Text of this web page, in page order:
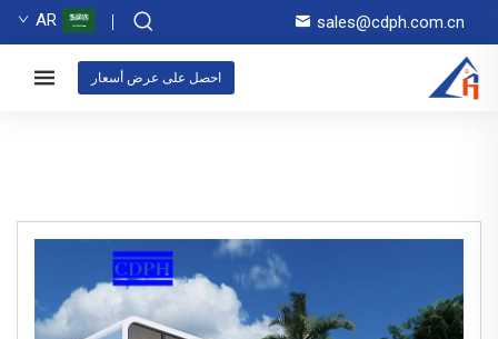
sales@cdph.com.cn
AR
احصل على عرض أسعار